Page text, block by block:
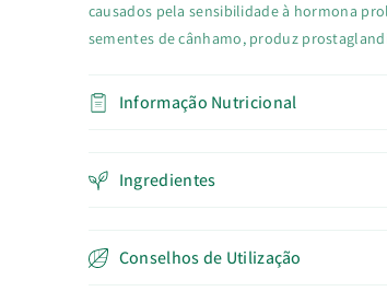
causados ​​pela sensibilidade à hormona
sementes de cânhamo, produz
Informação Nutricional
Ingredientes
Conselhos de Utilização